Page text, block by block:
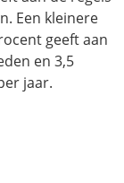
Een kleinere
geeft aan
en 3,5
jaar.